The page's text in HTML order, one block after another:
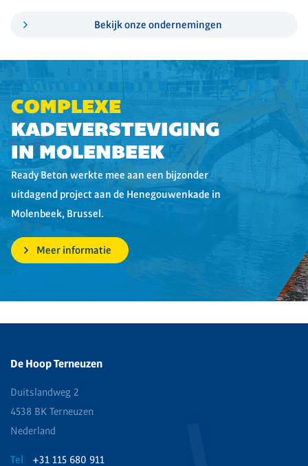
Bekijk onze ondernemingen
COMPLEXE
KADEVERSTEVIGING
IN MOLENBEEK
Ready Beton werkte mee aan een bijzonder
uitdagend project aan de Henegouwenkade in
Molenbeek, Brussel.
Meer informatie
De Hoop Terneuzen
Duitslandweg 2
4538 BK Terneuzen
Nederland
Tel +31 115 680 911